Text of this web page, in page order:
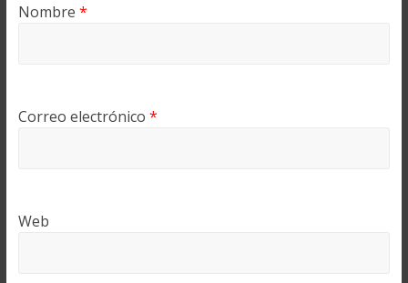
Nombre *
Correo electrónico *
Web